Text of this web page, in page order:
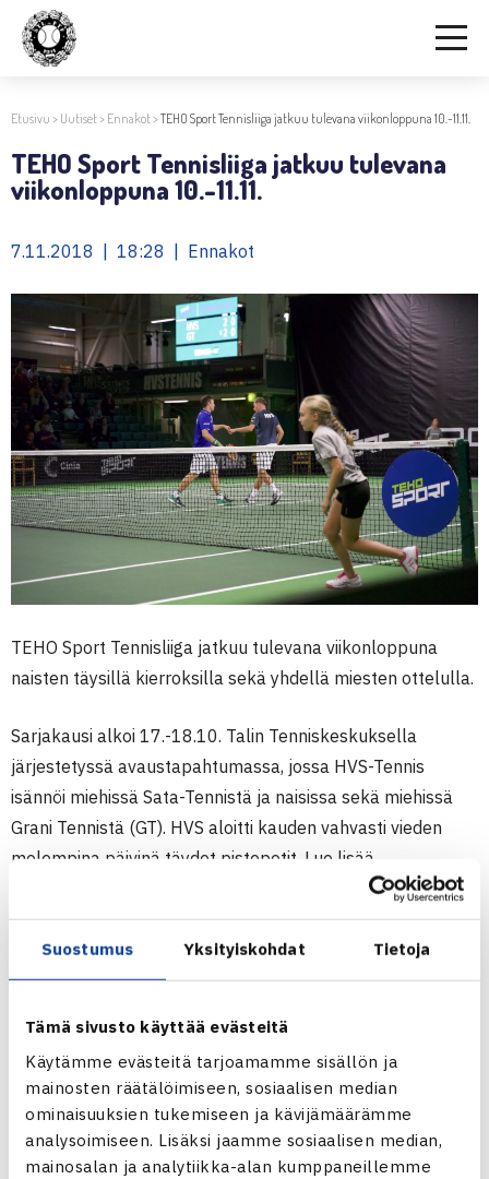
Suostumus Yksityiskohdat Tietoja
Tämä sivusto käyttää evästeitä
Käytämme evästeitä tarjoamamme sisällön ja
mainosten räätälöimiseen, sosiaalisen median
ominaisuuksien tukemiseen ja kävijämäärämme
analysoimiseen. Lisäksi jaamme sosiaalisen median,
mainosalan ja analytiikka-alan kumppaneillemme
Etusivu > Uutiset> Ennakot>TEHO Sport Tennisliiga jatkuu tulevana viikonloppuna 10.-11.11.
TEHO Sport Tennisliiga jatkuu tulevana
viikonloppuna 10.-11.11.
7.11.2018 | 18:28 | Ennakot
TEHO Sport Tennisliiga jatkuu tulevana viikonloppuna
naisten täysillä kierroksilla sekä yhdellä miesten ottelulla.
Sarjakausi alkoi 17.-18.10. Talin Tenniskeskuksella
järjestetyssä avaustapahtumassa, jossa HVS-Tennis
isännöi miehissä Sata-Tennistä ja naisissa sekä miehissä
Grani Tennistä (GT). HVS aloitti kauden vahvasti vieden
molempina päivinä täydet pistepotit. Lue lisää
Tulevana viikonloppuna pääroolissa ovat naisten ottelut,
kun lauantaina ja isänpäivänä sunnuntaina pelataan
sarja-avaus. Lisäksi sunnuntaina pelataan miesten
puolella yksi ottelu, kun Turussa kohtaavat TVS-Tennis ja
Sata. Torstaina julkaistaan ennakkoa viikonlopusta.
Perjantaina klo 15:00 jälkeen julkaistaan lauantain
kaksinpelaajat ja lauantai-iltana klo 18:00 jälkeen